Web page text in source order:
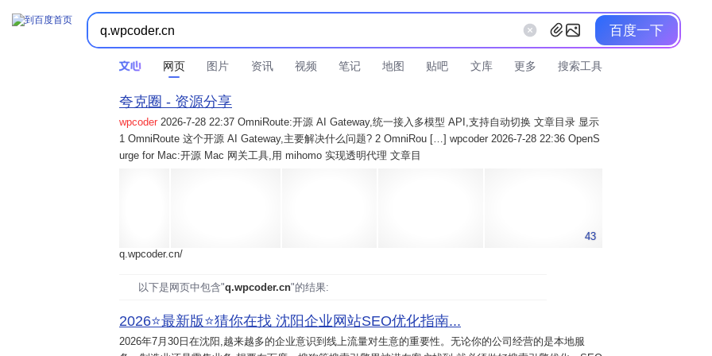
百度一下
网页 图片 资讯 视频 笔记 地图 贴吧 文库 更多 搜索工具
夸克圈 - 资源分享
wpcoder 2026-7-28 22:37 OmniRoute:开源 AI Gateway,统一接入多模型 API,支持自动切换 文章目录 显示
1 OmniRoute 这个开源 AI Gateway,主要解决什么问题? 2 OmniRou […] wpcoder 2026-7-28 22:36 OpenS
urge for Mac:开源 Mac 网关工具,用 mihomo 实现透明代理 文章目
43
q.wpcoder.cn/
以下是网页中包含"q.wpcoder.cn"的结果:
2026⭐️最新版⭐️猜你在找 沈阳企业网站SEO优化指南...
2026年7月30日在沈阳,越来越多的企业意识到线上流量对生意的重要性。无论你的公司经营的是本地服